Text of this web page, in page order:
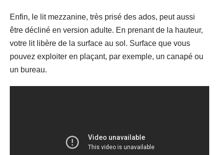
Enfin, le lit mezzanine, très prisé des ados, peut aussi
être décliné en version adulte. En prenant de la hauteur,
votre lit libère de la surface au sol. Surface que vous
pouvez exploiter en plaçant, par exemple, un canapé ou
un bureau.